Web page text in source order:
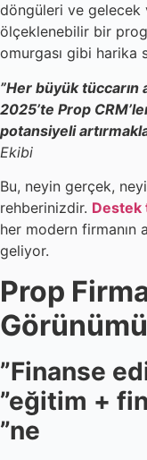
döngüleri ve gelecek
ölçeklenebilir bir
omurgası gibi harika
”Her büyük tüccarın
2025’te Prop
potansiyeli
Ekibi
Bu, neyin gerçek,
rehberinizdir. Destek
her modern firmanın
geliyor.
Prop
Görünümü
”Finanse
”eğitim +
”ne